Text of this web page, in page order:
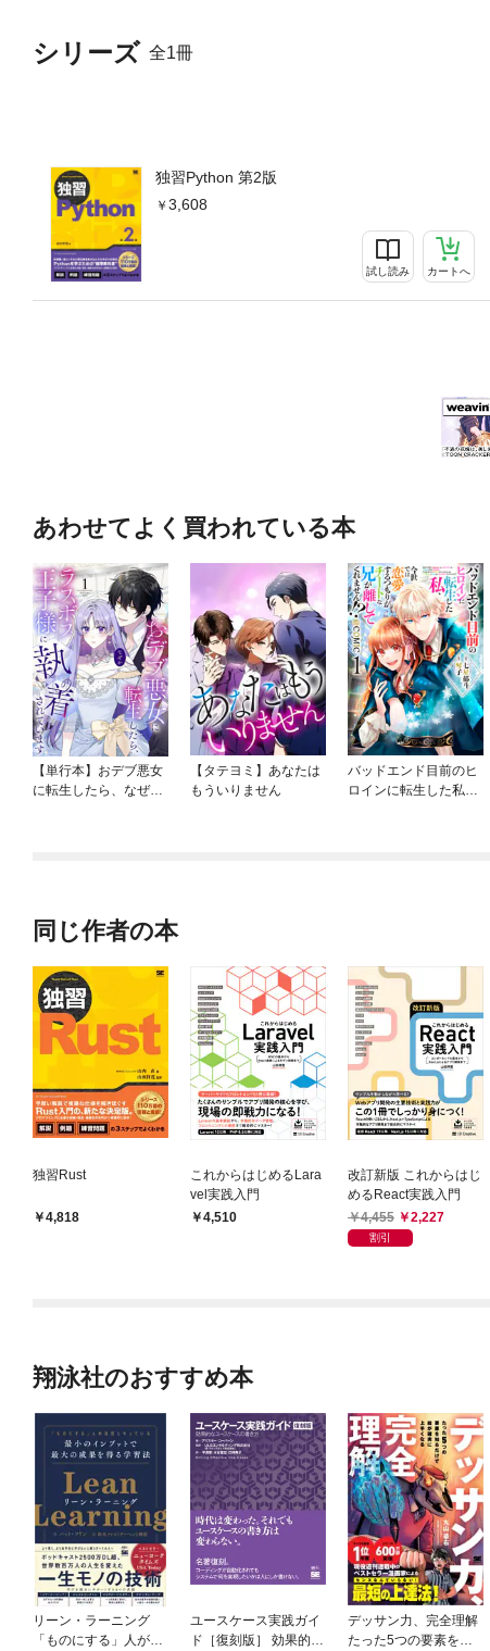
シリーズ 全1冊
独習Python 第2版
3,608
試し読み カートへ
あわせてよく買われている本
【単行本】おデブ悪女
に転生したら、なぜか
【タテヨミ】あなたは
もういりません
バッドエンド目前のヒ
ロインに転生した私、
同じ作者の本
独習Rust
4,818
これからはじめるLara
vel実践入門
4,510
改訂新版 これからはじ
めるReact実践入門
4,455
2,227
割引
翔泳社のおすすめ本
リーン・ラーニング
「ものにする」人が自
ユースケース実践ガイ
ド［復刻版］ 効果的な
デッサン力、完全理解
たった5つの要素を知